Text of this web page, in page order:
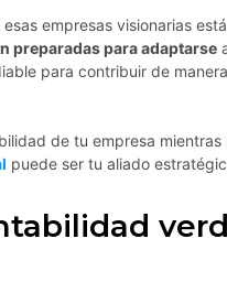
empresas visionarias
preparadas para adaptarse
para contribuir de
de tu empresa
puede ser tu aliado